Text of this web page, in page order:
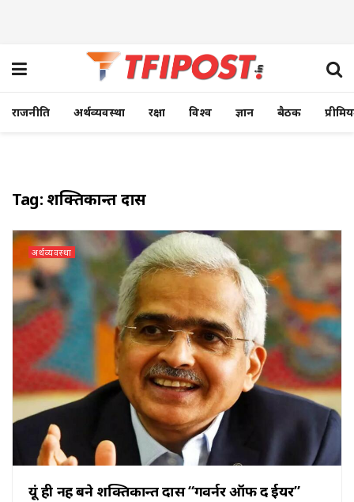
राजनीति अर्थव्यवस्था रक्षा विश्व ज्ञान बैठक
Tag: शक्तिकान्त दास
अर्थव्यवस्था
यूं ही नहीं बने शक्तिकान्त दास “गवर्नर ऑफ द ईयर”